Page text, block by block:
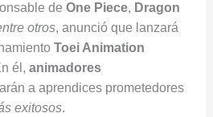
de One Piece, Dragon
otros, anunció que lanzará
Toei Animation
él, animadores
a aprendices prometedores
exitosos.